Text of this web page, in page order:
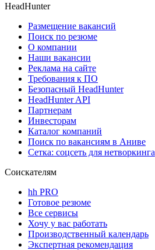
HeadHunter
Размещение вакансий
Поиск по резюме
О компании
Наши вакансии
Реклама на сайте
Требования к ПО
Безопасный HeadHunter
HeadHunter API
Партнерам
Инвесторам
Каталог компаний
Поиск по вакансиям в Аниве
Сетка: соцсеть для нетворкинга
Соискателям
hh PRO
Готовое резюме
Все сервисы
Хочу у вас работать
Производственный календарь
Экспертная рекомендация